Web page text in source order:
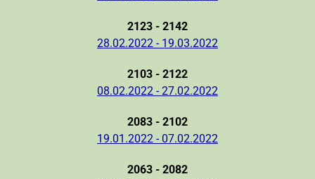
2123 - 2142
28.02.2022 - 19.03.2022
2103 - 2122
08.02.2022 - 27.02.2022
2083 - 2102
19.01.2022 - 07.02.2022
2063 - 2082